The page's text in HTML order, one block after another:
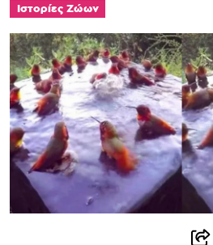
Ιστορίες Ζώων